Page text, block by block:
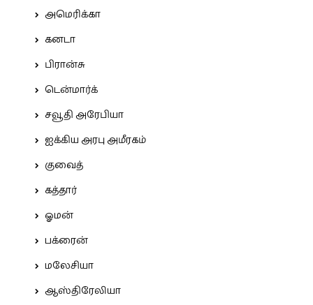
அமெரிக்கா
கனடா
பிரான்சு
டென்மார்க்
சவூதி அரேபியா
ஐக்கிய அரபு அமீரகம்
குவைத்
கத்தார்
ஓமன்
பக்ரைன்
மலேசியா
ஆஸ்திரேலியா